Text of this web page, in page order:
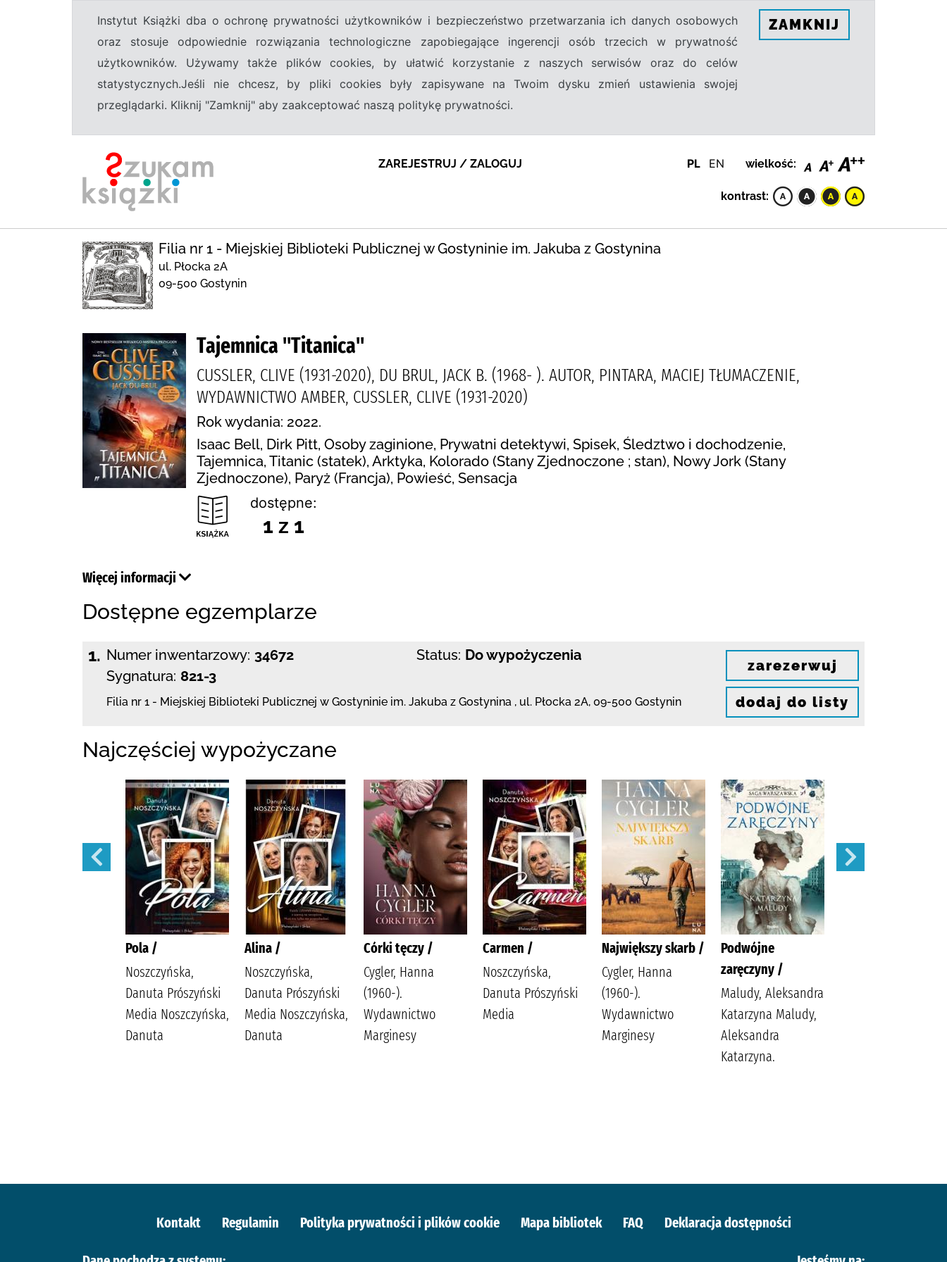
Instytut Książki dba o ochronę prywatności użytkowników i bezpieczeństwo przetwarzania ich danych osobowych
oraz stosuje odpowiednie rozwiązania technologiczne zapobiegające ingerencji osób trzecich w prywatność
użytkowników. Używamy także plików cookies, by ułatwić korzystanie z naszych serwisów oraz do celów
statystycznych.Jeśli nie chcesz, by pliki cookies były zapisywane na Twoim dysku zmień ustawienia swojej
przeglądarki. Kliknij "Zamknij" aby zaakceptować naszą politykę prywatności.
ZAMKNIJ
ZAREJESTRUJ / ZALOGUJ PL EN wielkość:
kontrast:
Filia nr 1 - Miejskiej Biblioteki Publicznej w Gostyninie im. Jakuba z Gostynina
ul. Płocka 2A
09-500 Gostynin
Tajemnica "Titanica"
CUSSLER, CLIVE (1931-2020), DU BRUL, JACK B. (1968- ). AUTOR, PINTARA, MACIEJ TŁUMACZENIE,
WYDAWNICTWO AMBER, CUSSLER, CLIVE (1931-2020)
Rok wydania: 2022.
Isaac Bell, Dirk Pitt, Osoby zaginione, Prywatni detektywi, Spisek, Śledztwo i dochodzenie,
Tajemnica, Titanic (statek), Arktyka, Kolorado (Stany Zjednoczone ; stan), Nowy Jork (Stany
Zjednoczone), Paryż (Francja), Powieść, Sensacja
dostępne:
1 z 1
Więcej informacji
Dostępne egzemplarze
1. Numer inwentarzowy: 34672
Sygnatura: 821-3
Status: Do wypożyczenia
Filia nr 1 - Miejskiej Biblioteki Publicznej w Gostyninie im. Jakuba z Gostynina , ul. Płocka 2A, 09-500 Gostynin
zarezerwuj
dodaj do listy
Najczęściej wypożyczane
Pola /
Noszczyńska,
Danuta Prószyński
Media Noszczyńska,
Danuta
Alina /
Noszczyńska,
Danuta Prószyński
Media Noszczyńska,
Danuta
Córki tęczy /
Cygler, Hanna
(1960-).
Wydawnictwo
Marginesy
Carmen /
Noszczyńska,
Danuta Prószyński
Media
Największy skarb /
Cygler, Hanna
(1960-).
Wydawnictwo
Marginesy
Podwójne
zaręczyny /
Maludy, Aleksandra
Katarzyna Maludy,
Aleksandra
Katarzyna.
Kontakt Regulamin Polityka prywatności i plików cookie Mapa bibliotek FAQ Deklaracja dostępności